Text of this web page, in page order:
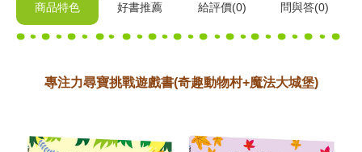
商品特色 好書推薦 給評價(0) 問與答(0)
專注力尋寶挑戰遊戲書(奇趣動物村+魔法大城堡)